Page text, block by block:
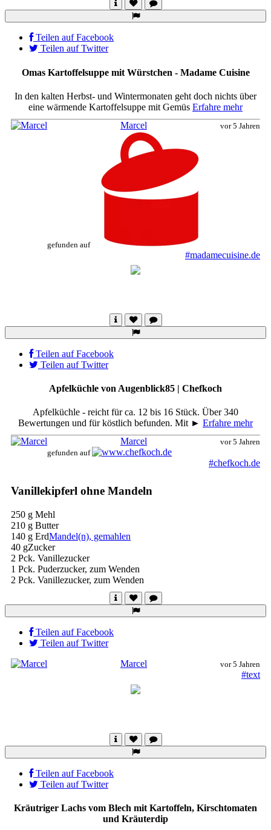
Teilen auf Facebook
Teilen auf Twitter
Omas Kartoffelsuppe mit Würstchen - Madame Cuisine
In den kalten Herbst- und Wintermonaten geht doch nichts über
eine wärmende Kartoffelsuppe mit Gemüs Erfahre mehr
Marcel
vor 5 Jahren
gefunden auf
#madamecuisine.de
Teilen auf Facebook
Teilen auf Twitter
Apfelküchle von Augenblick85 | Chefkoch
Apfelküchle - reicht für ca. 12 bis 16 Stück. Über 340
Bewertungen und für köstlich befunden. Mit ► Erfahre mehr
Marcel
vor 5 Jahren
gefunden auf
#chefkoch.de
Vanillekipferl ohne Mandeln
250 g Mehl
210 g Butter
140 g ErdMandel(n), gemahlen
40 gZucker
2 Pck. Vanillezucker
1 Pck. Puderzucker, zum Wenden
2 Pck. Vanillezucker, zum Wenden
Teilen auf Facebook
Teilen auf Twitter
Marcel
vor 5 Jahren
#text
Teilen auf Facebook
Teilen auf Twitter
Kräutriger Lachs vom Blech mit Kartoffeln, Kirschtomaten
und Kräuterdip